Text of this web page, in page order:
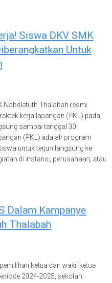
Siswa DKV SMK
Untuk
Nahdlatuth Thalabah resmi
kerja lapangan (PKL) pada
sampai tanggal 30
(PKL) adalah program
untuk terjun langsung ke
di instansi, perusahaan, atau
Dalam Kampanye
Thalabah
ketua dan wakil ketua
2024-2025, sekolah